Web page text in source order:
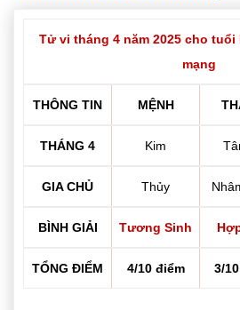
Tử vi tháng 4 năm 2025 cho tuổi
mạng
THÔNG TIN MỆNH
THÁNG 4 Kim
GIA CHỦ Thủy
BÌNH GIẢI Tương Sinh
TỔNG ĐIỂM 4/10 điểm 3/